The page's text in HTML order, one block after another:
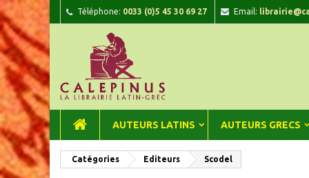
Téléphone: 0033 (0)5 45 30 69 27 Email:
AUTEURS LATINS AUTEURS GRECS
Catégories Editeurs Scodel